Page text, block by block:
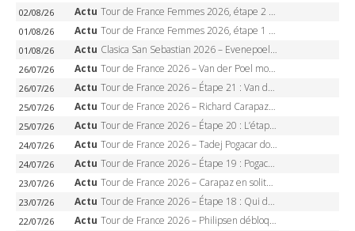
02/08/26 Actu Tour de France Femmes 2026, étape 2 – Lorena Wiebes doublé à Genève, Markus héroïque, 7e record
01/08/26 Actu Tour de France Femmes 2026, étape 1 – Lorena Wiebes intouchable à Lausanne, premier maillot jaune
01/08/26 Actu Clasica San Sebastian 2026 – Evenepoel recordman, 4e victoire, Carapaz battu au sprint
26/07/26 Actu Tour de France 2026 – Van der Poel monumental à Paris, Pogacar égale le record des cinq sacres
26/07/26 Actu Tour de France 2026 – Étape 21 : Van der Poel, Pogacar, qui succédera à Wout van Aert sur les Champs-Elysées ?
25/07/26 Actu Tour de France 2026 – Richard Carapaz roi des Alpes, doublé et maillot à pois, Seixas perd le podium
25/07/26 Actu Tour de France 2026 – Étape 20 : L’étape reine, Galibier, Sarenne, Alpe d’Huez, qui succédera à Pogacar ?
24/07/26 Actu Tour de France 2026 – Tadej Pogacar dompte l’Alpe d’Huez, 5e victoire, record de Pantani pulvérisé
24/07/26 Actu Tour de France 2026 – Étape 19 : Pogacar peut-il enfin dompter l’Alpe d’Huez ?
23/07/26 Actu Tour de France 2026 – Carapaz en solitaire à Orcières-Merlette, Paret-Peintre à un point du maillot à pois
23/07/26 Actu Tour de France 2026 – Étape 18 : Qui domptera Orcières-Merlette, première marche vers l’Alpe d’Huez ?
22/07/26 Actu Tour de France 2026 – Philipsen débloque son compteur à Voiron, Pedersen en danger pour le maillot vert